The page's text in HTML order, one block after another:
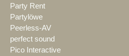
Party Rent
Partylöwe
Peerless-AV
perfect sound
Pico Interactive